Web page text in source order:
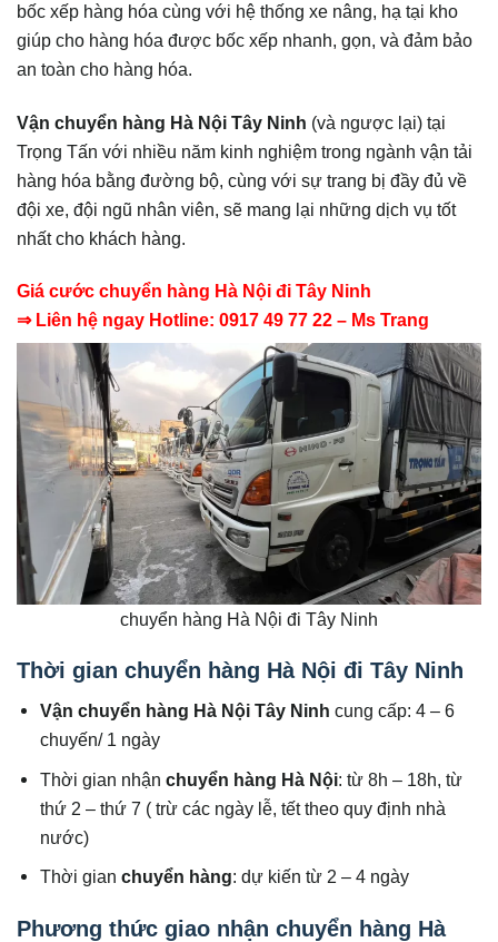
bốc xếp hàng hóa cùng với hệ thống xe nâng, hạ tại kho
giúp cho hàng hóa được bốc xếp nhanh, gọn, và đảm bảo
an toàn cho hàng hóa.
Vận chuyển hàng Hà Nội Tây Ninh (và ngược lại) tại
Trọng Tấn với nhiều năm kinh nghiệm trong ngành vận tải
hàng hóa bằng đường bộ, cùng với sự trang bị đầy đủ về
đội xe, đội ngũ nhân viên, sẽ mang lại những dịch vụ tốt
nhất cho khách hàng.
Giá cước chuyển hàng Hà Nội đi Tây Ninh
⇒ Liên hệ ngay Hotline: 0917 49 77 22 – Ms Trang
chuyển hàng Hà Nội đi Tây Ninh
Thời gian chuyển hàng Hà Nội đi Tây Ninh
Vận chuyển hàng Hà Nội Tây Ninh cung cấp: 4 – 6
chuyến/ 1 ngày
Thời gian nhậnchuyển hàng Hà Nội: từ 8h – 18h, từ
thứ 2 – thứ 7 ( trừ các ngày lễ, tết theo quy định nhà
nước)
Thời gian chuyển hàng: dự kiến từ 2 – 4 ngày
Phương thức giao nhận chuyển hàng Hà